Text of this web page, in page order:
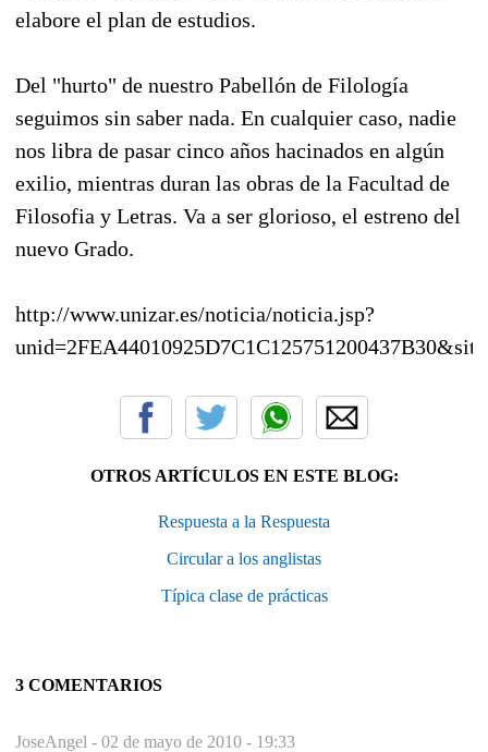
elabore el plan de estudios.
Del "hurto" de nuestro Pabellón de Filología
seguimos sin saber nada. En cualquier caso, nadie
nos libra de pasar cinco años hacinados en algún
exilio, mientras duran las obras de la Facultad de
Filosofia y Letras. Va a ser glorioso, el estreno del
nuevo Grado.
http://www.unizar.es/noticia/noticia.jsp?
OTROS ARTÍCULOS EN ESTE BLOG:
Respuesta a la Respuesta
Circular a los anglistas
Típica clase de prácticas
3 COMENTARIOS
JoseAngel - 02 de mayo de 2010 - 19:33